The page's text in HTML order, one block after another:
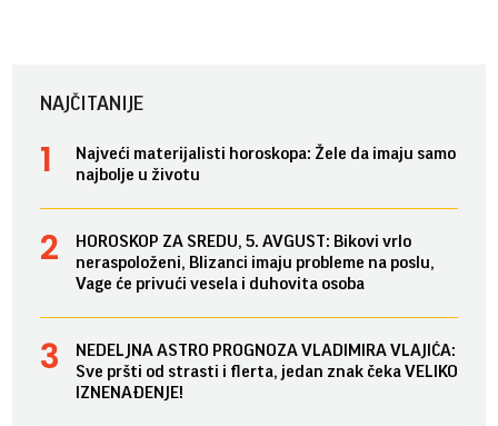
NAJČITANIJE
Najveći materijalisti horoskopa: Žele da imaju samo
najbolje u životu
HOROSKOP ZA SREDU, 5. AVGUST: Bikovi vrlo
neraspoloženi, Blizanci imaju probleme na poslu,
Vage će privući vesela i duhovita osoba
NEDELJNA ASTRO PROGNOZA VLADIMIRA VLAJIĆA:
Sve pršti od strasti i flerta, jedan znak čeka VELIKO
IZNENAĐENJE!